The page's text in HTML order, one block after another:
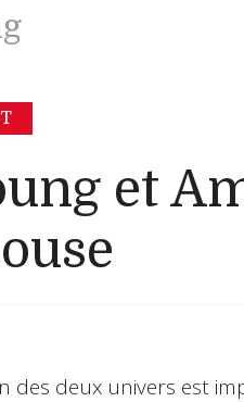
et
des deux univers est